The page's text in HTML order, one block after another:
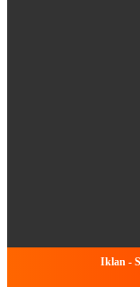
Iklan -